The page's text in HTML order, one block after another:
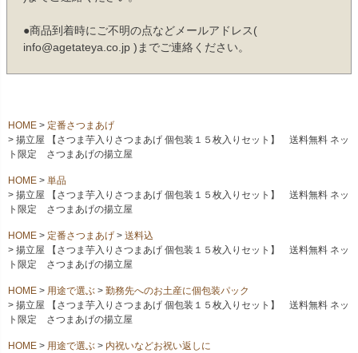
●商品到着時にご不明の点などメールアドレス(
info@agetateya.co.jp )までご連絡ください。
HOME
定番さつまあげ
揚立屋 【さつま芋入りさつまあげ 個包装１５枚入りセット】 送料無料 ネッ
ト限定 さつまあげの揚立屋
HOME
単品
揚立屋 【さつま芋入りさつまあげ 個包装１５枚入りセット】 送料無料 ネッ
ト限定 さつまあげの揚立屋
HOME 定番さつまあげ
送料込
揚立屋 【さつま芋入りさつまあげ 個包装１５枚入りセット】 送料無料 ネッ
ト限定 さつまあげの揚立屋
HOME 用途で選ぶ
勤務先へのお土産に個包装パック
揚立屋 【さつま芋入りさつまあげ 個包装１５枚入りセット】 送料無料 ネッ
ト限定 さつまあげの揚立屋
HOME 用途で選ぶ
内祝いなどお祝い返しに